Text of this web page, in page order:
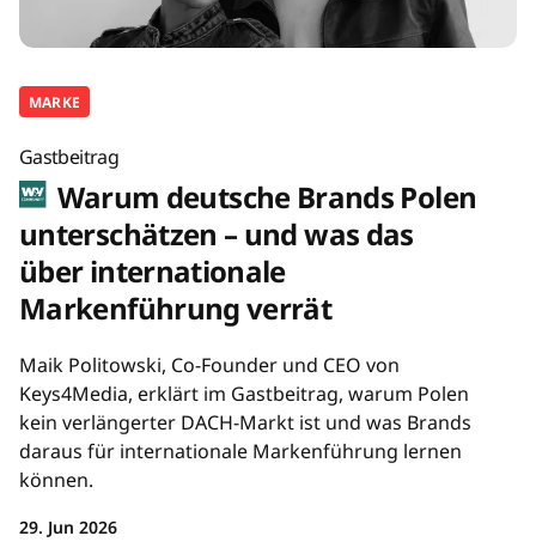
MARKE
Gastbeitrag
Warum deutsche Brands Polen
unterschätzen – und was das
über internationale
Markenführung verrät
Maik Politowski, Co-Founder und CEO von
Keys4Media, erklärt im Gastbeitrag, warum Polen
kein verlängerter DACH-Markt ist und was Brands
daraus für internationale Markenführung lernen
können.
29. Jun 2026